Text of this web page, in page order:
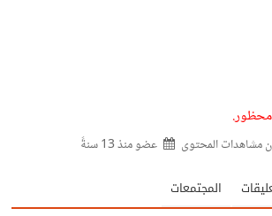
عضو منذ13 سنةً
المجتمعات